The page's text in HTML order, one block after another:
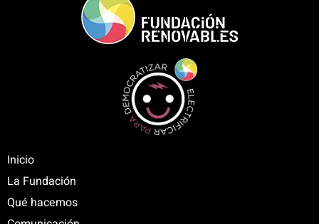
Inicio
La Fundación
Qué hacemos